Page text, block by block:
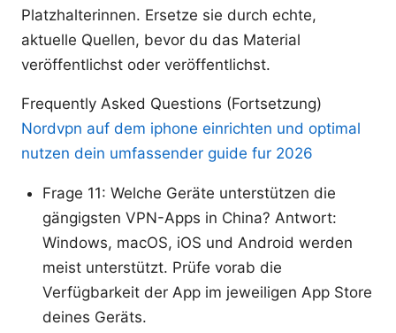
Platzhalterinnen. Ersetze sie durch echte,
aktuelle Quellen, bevor du das Material
veröffentlichst oder veröffentlichst.
Frequently Asked Questions (Fortsetzung)
Nordvpn auf dem iphone einrichten und optimal
nutzen dein umfassender guide fur 2026
Frage 11: Welche Geräte unterstützen die
gängigsten VPN-Apps in China? Antwort:
Windows, macOS, iOS und Android werden
meist unterstützt. Prüfe vorab die
Verfügbarkeit der App im jeweiligen App Store
deines Geräts.